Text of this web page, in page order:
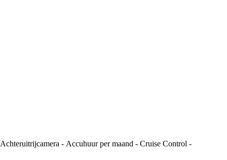
- Accuhuur per maand - Cruise Control -